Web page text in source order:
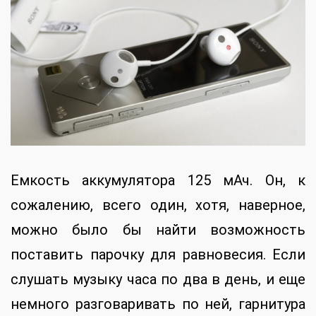
Емкость аккумулятора 125 мАч. Он, к
сожалению, всего один, хотя, наверное,
можно было бы найти возможность
поставить парочку для равновесия. Если
слушать музыку часа по два в день, и еще
немного разговаривать по ней, гарнитура